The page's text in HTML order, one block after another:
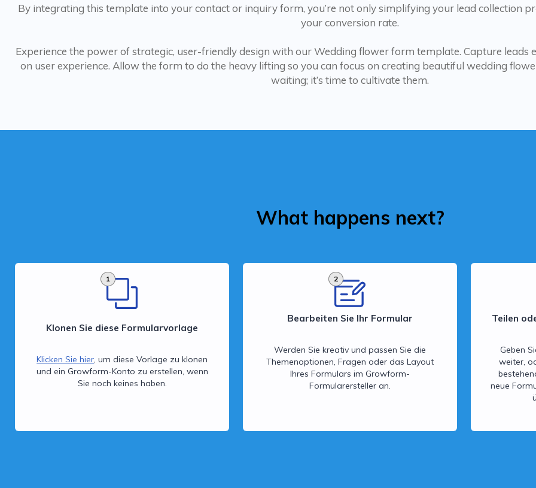
By integrating this template into your contact or inquiry form, you’re not only simplifying your lead collection
your conversion rate.
Experience the power of strategic, user-friendly design with our Wedding flower form template. Capture
on user experience. Allow the form to do the heavy lifting so you can focus on creating beautiful wedding
waiting; it’s time to cultivate them.
What happens next?
1
Klonen Sie diese Formularvorlage
Klicken Sie hier, um diese Vorlage zu klonen
und ein Growform-Konto zu erstellen, wenn
Sie noch keines haben.
2
Bearbeiten Sie Ihr Formular
Werden Sie kreativ und passen Sie die
Themenoptionen, Fragen oder das Layout
Ihres Formulars im Growform-
Formularersteller an.
Teilen
Geben
weiter,
neue